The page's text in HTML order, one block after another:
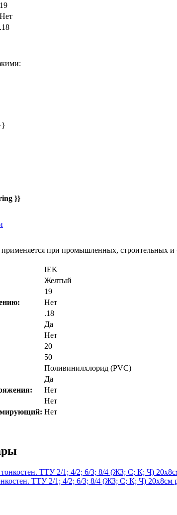
19
Нет
.18
}}
при промышленных, строительных и
IEK
Желтый
19
Нет
.18
Да
Нет
20
50
Поливинилхлорид (PVC)
Да
Нет
Нет
Нет
ТТУ 2/1; 4/2; 6/3; 8/4 (ЖЗ; С; К; Ч) 20х8см